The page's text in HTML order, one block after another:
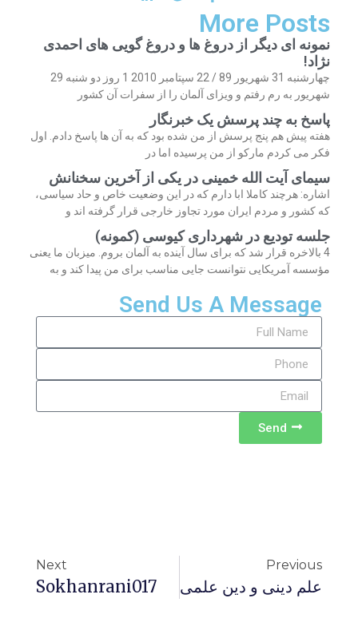
More Posts
نمونه ای دیگر از دروغ ها و دروغ گویی های احمدی
نژاد!
چهارشنبه 31 شهریور 89 / 22 سپتامبر 2010 1 روز دو شنبه 29
شهریور به رم رفتم و ویزای آلمان را از سفرات آن کشور
پاسخ به چند پرسش یک خبرنگار
هفته پیش هم پنج پرسش از من شده بود که به آن ها پاسخ دادم. اول
فکر می کردم مارکو از من پرسیده اما در
سیمای آیت الله خمینی در یکی از آخرین سخنانش
اشاره: هرچند کاملا ابا دارم که در این وضعیت خاص و حاد سیاسی،
که کشور و مردم ایران مورد تجاوز خارجی قرار گرفته اند و
جلسه تودیع در شهرداری کیوسی (کمونه)
4 بالاخره قرار شد که برای سال آینده به آلمان بروم. میزبان ما یعنی
مؤسسه آمریکایی نتوانست جایی مناسب برای من پیدا کند و به
Send Us A Message
Send
Previous
علم دینی و دین علمی
Next
Sokhanrani017